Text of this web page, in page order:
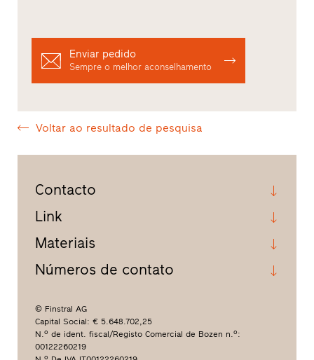
Enviar pedido
Sempre o melhor aconselhamento
Voltar ao resultado de pesquisa
Contacto
Link
Materiais
Números de contato
© Finstral AG
Capital Social: € 5.648.702,25
N.º de ident. fiscal/Registo Comercial de Bozen n.º:
00122260219